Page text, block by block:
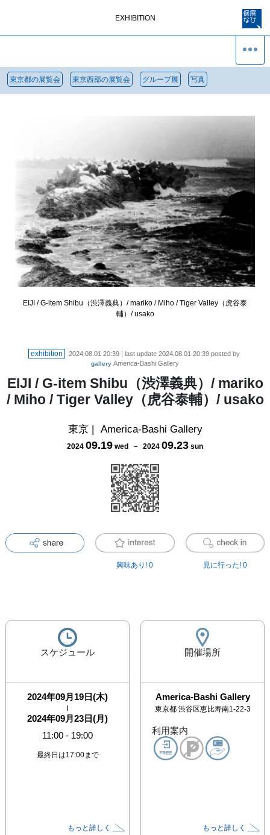
EXHIBITION
東京都の展覧会 東京西部の展覧会 グループ展 写真
EIJI / G-item Shibu（渋澤義典）/ mariko / Miho / Tiger Valley（虎谷泰
輔）/ usako
exhibition 2024.08.01 20:39 | last update 2024.08.01 20:39 posted by
gallery America-Bashi Gallery
EIJI / G-item Shibu（渋澤義典）/ mariko
/ Miho / Tiger Valley（虎谷泰輔）/ usako
東京| America-Bashi Gallery
2024 09.19 wed － 2024 09.23 sun
興味あり! 0 見に行った! 0
スケジュール
2024年09月19日(木)
|
2024年09月23日(月)
11:00 - 19:00
最終日は17:00まで
もっと詳しく
開催場所
America-Bashi Gallery
東京都 渋谷区恵比寿南1-22-3
利用案内
もっと詳しく